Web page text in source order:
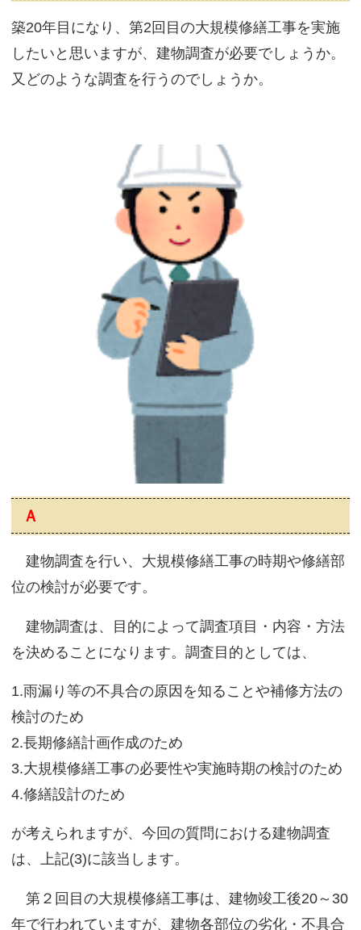
築20年目になり、第2回目の大規模修繕工事を実施
したいと思いますが、建物調査が必要でしょうか。
又どのような調査を行うのでしょうか。
Ａ
建物調査を行い、大規模修繕工事の時期や修繕部
位の検討が必要です。
建物調査は、目的によって調査項目・内容・方法
を決めることになります。調査目的としては、
1.雨漏り等の不具合の原因を知ることや補修方法の
検討のため
2.長期修繕計画作成のため
3.大規模修繕工事の必要性や実施時期の検討のため
4.修繕設計のため
が考えられますが、今回の質問における建物調査
は、上記(3)に該当します。
第２回目の大規模修繕工事は、建物竣工後20～30
年で行われていますが、建物各部位の劣化・不具合